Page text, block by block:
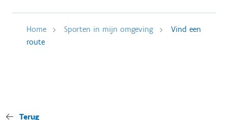
Home Sporten in mijn omgeving
Vind een
route
Terug